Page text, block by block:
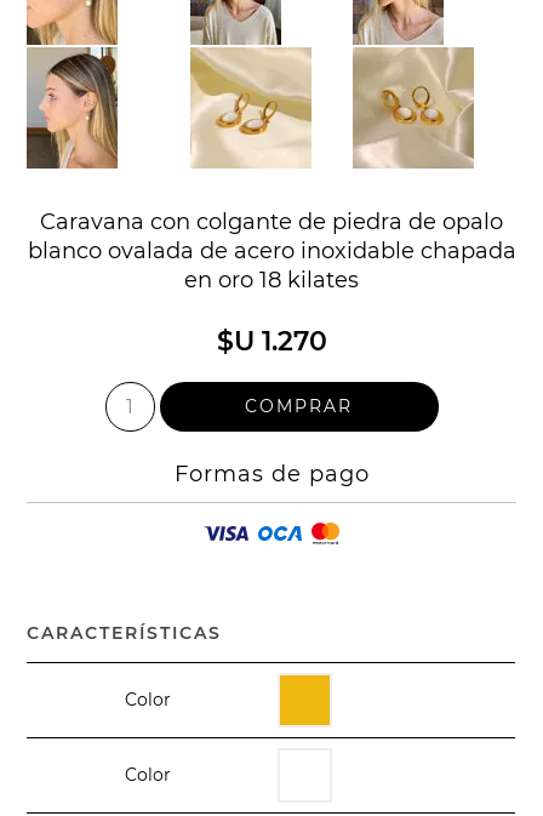
Caravana con colgante de piedra de opalo
blanco ovalada de acero inoxidable chapada
en oro 18 kilates
$U 1.270
Formas de pago
CARACTERÍSTICAS
Color
Color